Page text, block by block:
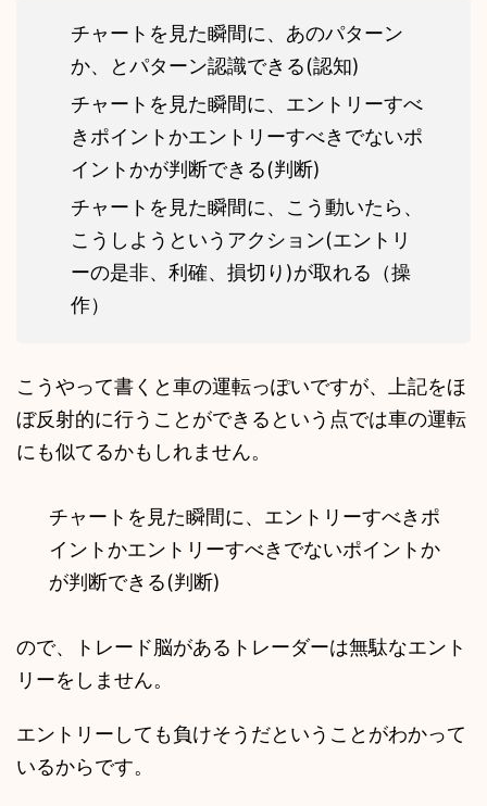
チャートを見た瞬間に、あのパターン
か、とパターン認識できる(認知)
チャートを見た瞬間に、エントリーすべ
きポイントかエントリーすべきでないポ
イントかが判断できる(判断)
チャートを見た瞬間に、こう動いたら、
こうしようというアクション(エントリ
ーの是非、利確、損切り)が取れる（操
作）
こうやって書くと車の運転っぽいですが、上記をほ
ぼ反射的に行うことができるという点では車の運転
にも似てるかもしれません。
チャートを見た瞬間に、エントリーすべきポ
イントかエントリーすべきでないポイントか
が判断できる(判断)
ので、トレード脳があるトレーダーは無駄なエント
リーをしません。
エントリーしても負けそうだということがわかって
いるからです。